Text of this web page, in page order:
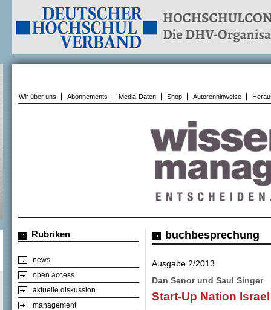
Wir über uns Abonnements Media-Daten Shop Autorenhinweise
Rubriken
news
open access
aktuelle diskussion
management
buchbesprechung
Ausgabe 2/2013
Dan Senor und Saul Singer
Start-Up Nation Israel